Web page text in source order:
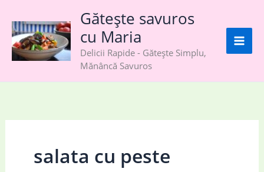
content
Gătește savuros
cu Maria
Delicii Rapide - Gătește Simplu,
Mănâncă Savuros
salata cu peste